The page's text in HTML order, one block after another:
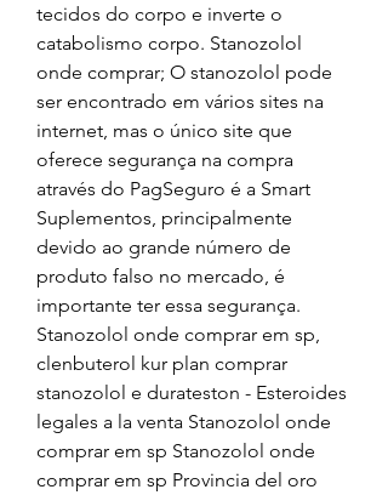
tecidos do corpo e inverte o
catabolismo corpo. Stanozolol
onde comprar; O stanozolol pode
ser encontrado em vários sites na
internet, mas o único site que
oferece segurança na compra
através do PagSeguro é a Smart
Suplementos, principalmente
devido ao grande número de
produto falso no mercado, é
importante ter essa segurança.
Stanozolol onde comprar em sp,
clenbuterol kur plan comprar
stanozolol e durateston - Esteroides
legales a la venta Stanozolol onde
comprar em sp Stanozolol onde
comprar em sp Provincia del oro